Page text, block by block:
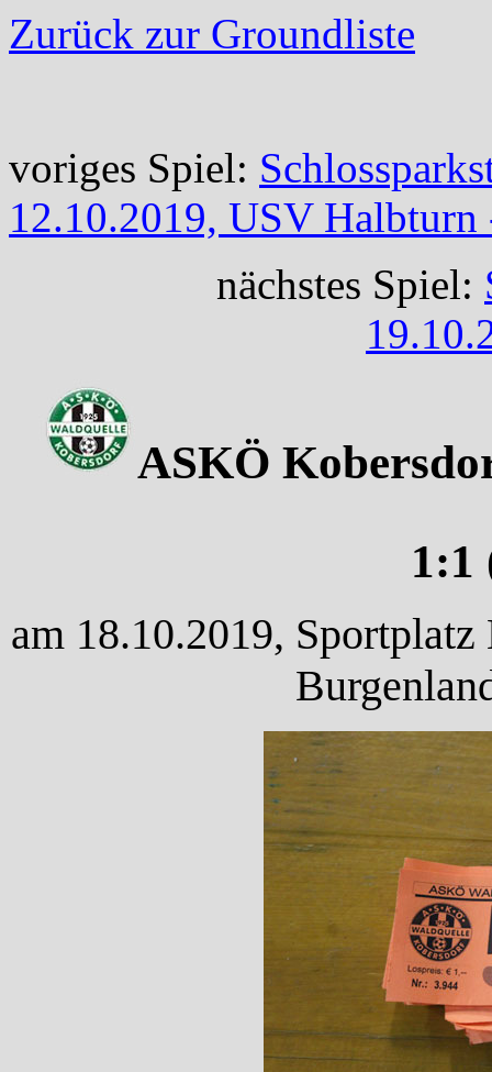
Zurück zur Groundliste
voriges Spiel:
12.10.2019, USV
nächstes Spiel:
ASKÖ
1:1
am 18.10.2019,